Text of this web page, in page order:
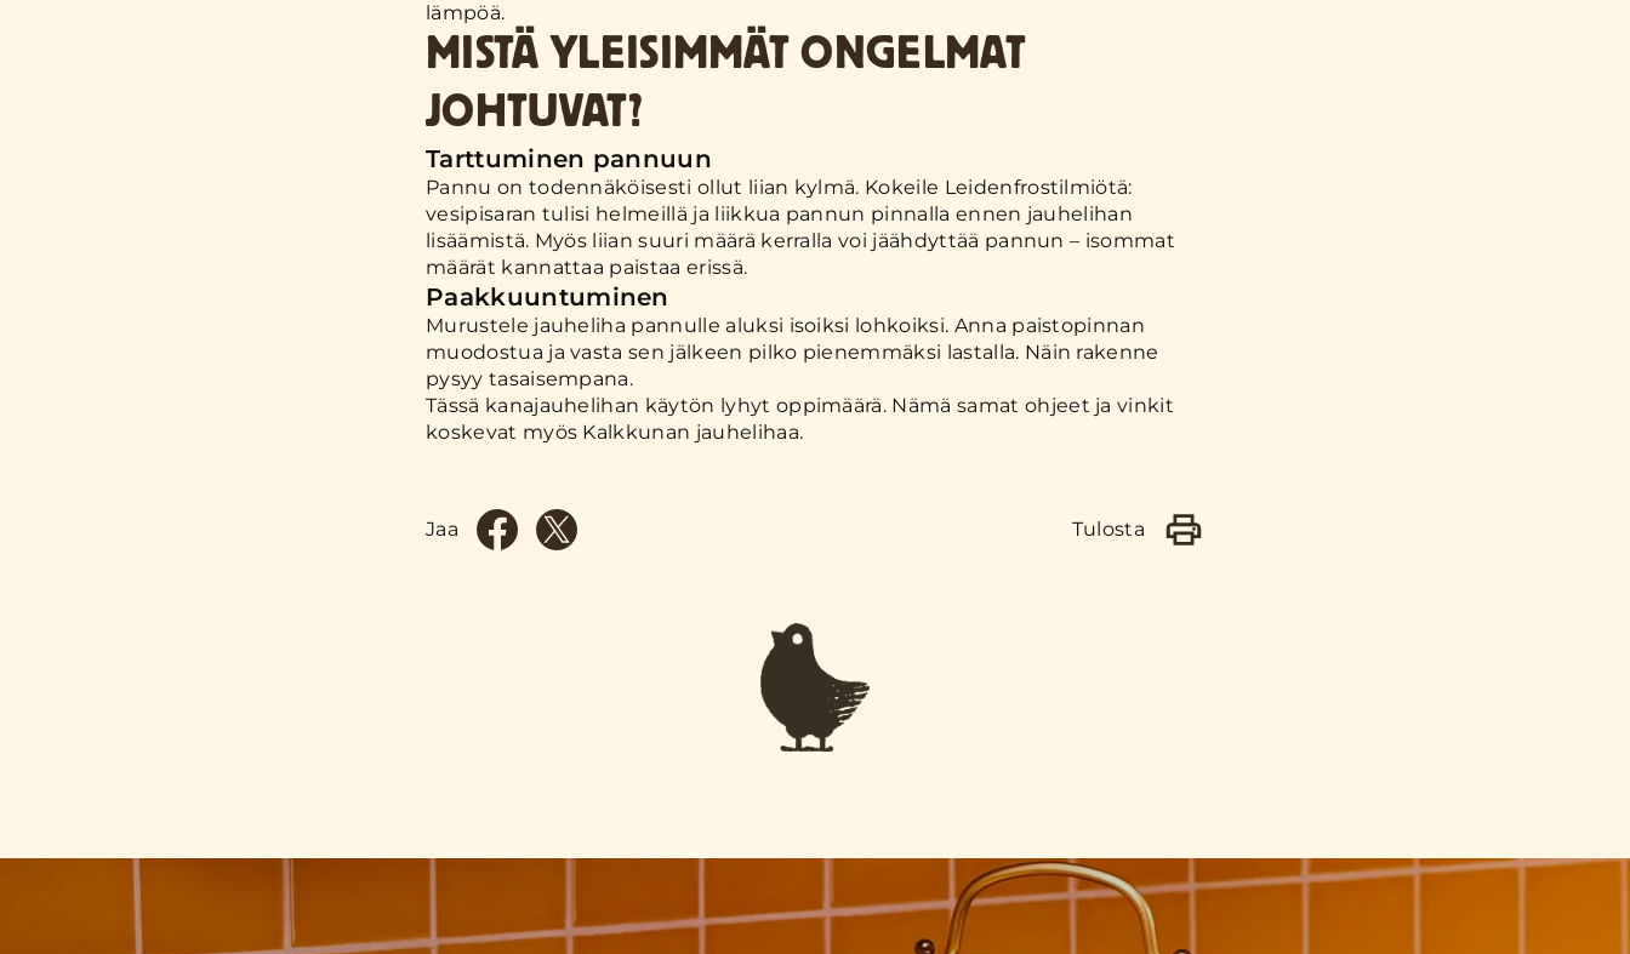
lämpöä.
MISTÄ YLEISIMMÄT ONGELMAT
JOHTUVAT?
Tarttuminen pannuun
Pannu on todennäköisesti ollut liian kylmä. Kokeile Leidenfrostilmiötä:
vesipisaran tulisi helmeillä ja liikkua pannun pinnalla ennen jauhelihan
lisäämistä. Myös liian suuri määrä kerralla voi jäähdyttää pannun – isommat
määrät kannattaa paistaa erissä.
Paakkuuntuminen
Murustele jauheliha pannulle aluksi isoiksi lohkoiksi. Anna paistopinnan
muodostua ja vasta sen jälkeen pilko pienemmäksi lastalla. Näin rakenne
pysyy tasaisempana.
Tässä kanajauhelihan käytön lyhyt oppimäärä. Nämä samat ohjeet ja vinkit
koskevat myös Kalkkunan jauhelihaa.
Jaa Tulosta